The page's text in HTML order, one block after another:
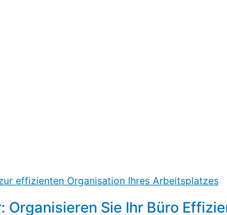
Organisieren Sie Ihr Büro